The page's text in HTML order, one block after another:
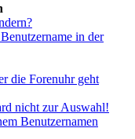
in der
die Forenuhr geht
nicht zur Auswahl!
Benutzernamen